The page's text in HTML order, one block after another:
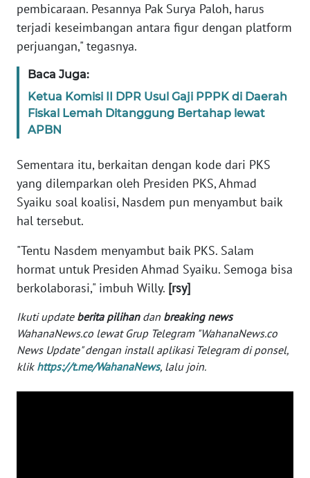
pembicaraan. Pesannya Pak Surya Paloh, harus
terjadi keseimbangan antara figur dengan platform
perjuangan," tegasnya.
Baca Juga:
Ketua Komisi II DPR Usul Gaji PPPK di Daerah
Fiskal Lemah Ditanggung Bertahap lewat
APBN
Sementara itu, berkaitan dengan kode dari PKS
yang dilemparkan oleh Presiden PKS, Ahmad
Syaiku soal koalisi, Nasdem pun menyambut baik
hal tersebut.
"Tentu Nasdem menyambut baik PKS. Salam
hormat untuk Presiden Ahmad Syaiku. Semoga bisa
berkolaborasi," imbuh Willy. [rsy]
Ikuti update berita pilihandan breaking news
WahanaNews.co lewat Grup Telegram "WahanaNews.co
News Update" dengan install aplikasi Telegram di ponsel,
klik https://t.me/WahanaNews, lalu join.
WN
SUMUT
WN
JAKARTA
WN
WN
BANTEN
NTT
WN
KEPRI
WN
PAPUA